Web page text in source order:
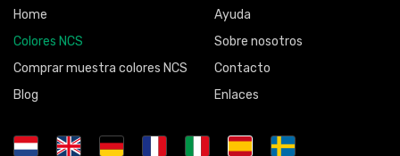
Home
Colores NCS
Comprar muestra colores NCS
Blog
Ayuda
Sobre nosotros
Contacto
Enlaces